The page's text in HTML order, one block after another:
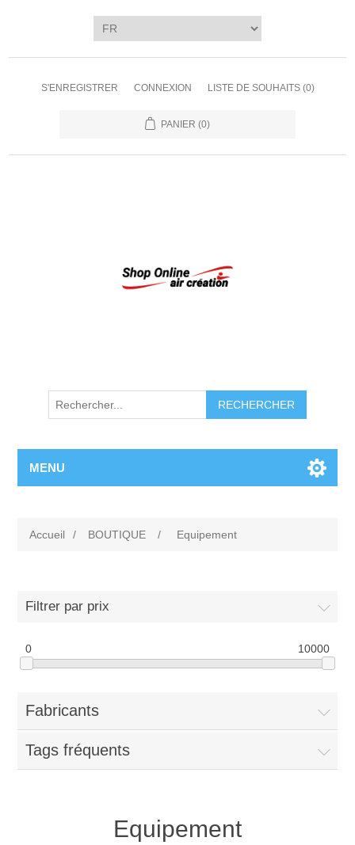
S'ENREGISTRER CONNEXION LISTE DE SOUHAITS (0)
PANIER (0)
RECHERCHER
MENU
Accueil / BOUTIQUE / Equipement
Filtrer par prix
0 10000
Fabricants
Tags fréquents
Equipement